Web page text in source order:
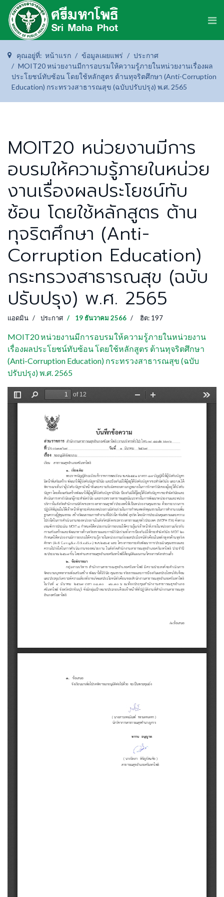
คุณอยู่ที่: หน้าแรก ข้อมูลเผยแพร่
ประกาศ
MOIT20 หน่วยงานมีการอบรมให้ความรู้ภายในหน่วยงานเรื่องผล
ประโยชน์ทับซ้อน โดยใช้หลักสูตร ต้านทุจริตศึกษา (Anti-Corruption
Education) กระทรวงสาธารณสุข (ฉบับปรับปรุง) พ.ศ. 2565
MOIT20 หน่วยงานมีการ
อบรมให้ความรู้ภายในหน่วย
งานเรื่องผลประโยชน์ทับ
ซ้อน โดยใช้หลักสูตร ต้าน
ทุจริตศึกษา (Anti-
Corruption Education)
กระทรวงสาธารณสุข (ฉบับ
ปรับปรุง) พ.ศ. 2565
แอดมิน ประกาศ 19 ธันวาคม 2566 ฮิต: 197
MOIT20 หน่วยงานมีการอบรมให้ความรู้ภายในหน่วยงาน
เรื่องผลประโยชน์ทับซ้อน โดยใช้หลักสูตร ต้านทุจริตศึกษา
(Anti-Corruption Education) กระทรวงสาธารณสุข (ฉบับ
ปรับปรุง) พ.ศ. 2565